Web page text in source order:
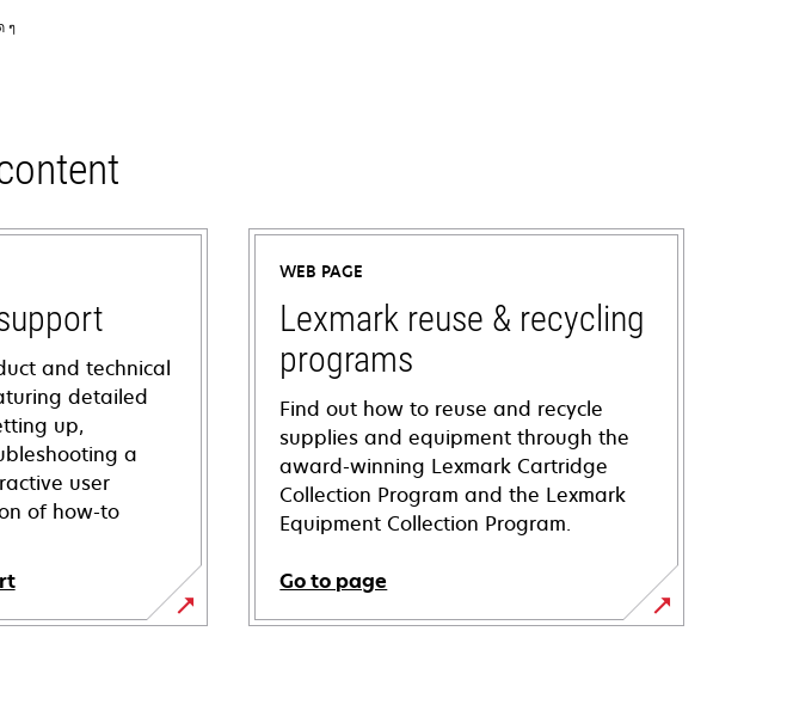
ๆ
and technical
detailed
up,
a
user
of how-to
WEB PAGE
Lexmark reuse & recycling
programs
Find out how to reuse and recycle
supplies and equipment through the
award-winning Lexmark Cartridge
Collection Program and the Lexmark
Equipment Collection Program.
Go to page